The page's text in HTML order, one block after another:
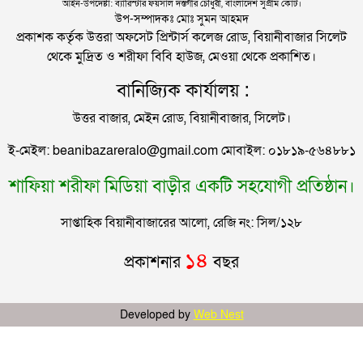
সিলেটের সাবেক মন্ত্রী-এমপিরা কে কোথায়?
জুলাই আন্দোলন ছাত্র-জনতার বীরত্বের স্মারকস্তম্ভ:
বিয়ানীবাজারের ইউএনও
সিলেটে সড়ক দুর্ঘটনায় প্রাণ গেল যুবকের
ইউনূসকে সঙ্গে নিয়ে জুলাই স্মৃতি জাদুঘর উদ্বোধন করলেন
সিলেটে আরও দুইজনের মৃত্যু, হাসপাতালে ৩ শতাধিক
আইন-উপদেষ্টা: ব্যারিস্টার ফয়সাল দস্তগীর চৌধুরী, বাংলাদেশ সুপ্রীম কোর্ট।
উপ-সম্পাদকঃ মোঃ সুমন আহমদ
প্রকাশক কর্তৃক উত্তরা অফসেট প্রিন্টার্স কলেজ রোড, বিয়ানীবাজার সিলেট
থেকে মুদ্রিত ও শরীফা বিবি হাউজ, মেওয়া থেকে প্রকাশিত।
বানিজ্যিক কার্যালয় :
উত্তর বাজার, মেইন রোড, বিয়ানীবাজার, সিলেট।
ই-মেইল: beanibazareralo@gmail.com মোবাইল: ০১৮১৯-৫৬৪৮৮১
শাফিয়া শরীফা মিডিয়া বাড়ীর একটি সহযোগী প্রতিষ্ঠান।
সাপ্তাহিক বিয়ানীবাজারের আলো, রেজি নং: সিল/১২৮
প্রকাশনার ১৪ বছর
Developed by Web Nest